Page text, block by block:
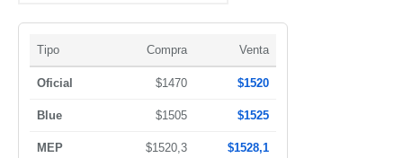
Tipo Compra Venta
Oficial $1470 $1520
Blue $1505 $1525
MEP $1520,3 $1528,1